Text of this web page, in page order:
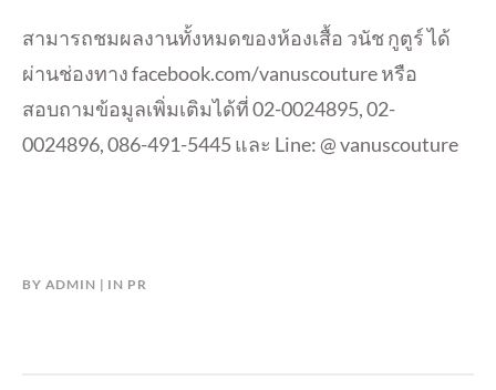
สามารถชมผลงานทั้งหมดของห้องเสื้อ วนัช กูตูร์ ได้
ผ่านช่องทาง facebook.com/vanuscouture หรือ
สอบถามข้อมูลเพิ่มเติมได้ที่ 02-0024895, 02-
0024896, 086-491-5445 และ Line: @ vanuscouture
BY ADMIN IN PR